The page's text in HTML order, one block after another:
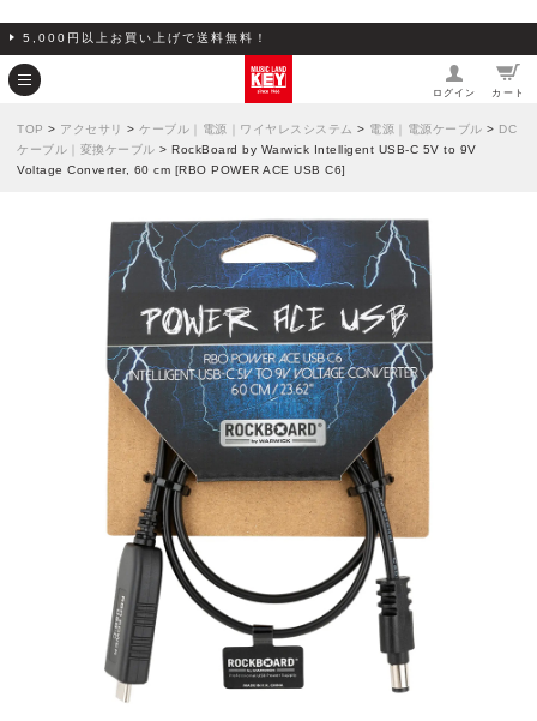
5,000円以上お買い上げで送料無料！
ログイン カート
TOP > アクセサリ > ケーブル｜電源｜ワイヤレスシステム > 電源｜電源ケーブル > DC
ケーブル｜変換ケーブル > RockBoard by Warwick Intelligent USB-C 5V to 9V
Voltage Converter, 60 cm [RBO POWER ACE USB C6]